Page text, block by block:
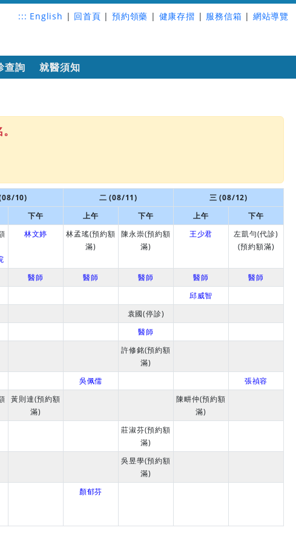
::: English | 回首頁 | 預約領藥 | 健康存摺 | 服務信箱 | 網站導覽
查詢 就醫須知
10) 二 (08/11)
三 (08/12)
下午 上午 下午 上午
下午
林文婷
林孟瑤(預約額
滿)
陳永崇(預約額
滿)
王少君
左凱勻(代診)
(預約額滿)
醫師 醫師 醫師 醫師
醫師
邱威智
袁國(停診)
醫師
許修銘(預約額
滿)
吳佩儒
張禎容
黃則達(預約額
滿)
陳畊仲(預約額
滿)
莊淑芬(預約額
滿)
吳昱學(預約額
滿)
顏郁芬